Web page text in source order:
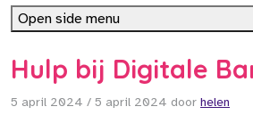
Hulp bij Digitale
5 april 2024 / 5 april 2024 door helen
Open side menu